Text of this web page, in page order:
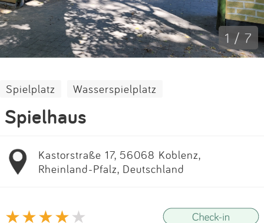
Anmelden 1 / 7
Spielplatz Wasserspielplatz
Spielhaus
Kastorstraße 17, 56068 Koblenz,
Rheinland-Pfalz, Deutschland